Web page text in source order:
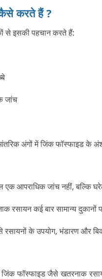
करते हैं ?
से इसकी पहचान करते हैं:
जांच
अंगों में जिंक फॉस्फाइड के
एक आपराधिक जांच नहीं, बल्कि
कई बार सामान्य दुकानों
रसायनों के उपयोग, भंडारण और
फॉस्फाइड जैसे खतरनाक